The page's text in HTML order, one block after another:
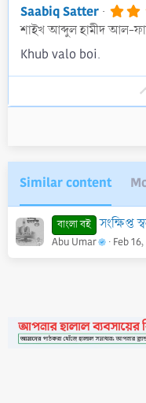
Saabiq Satter
শাইখ আব্দুল হামীদ আল-
Khub valo boi.
Similar content
বাংলা বই
Abu Umar Feb